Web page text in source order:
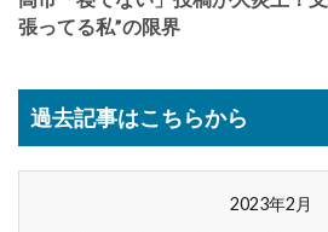
張ってる私”の限界
過去記事はこちらから
2023年2月